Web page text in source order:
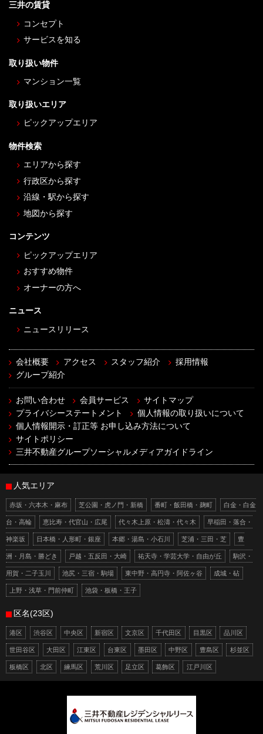
三井の賃貸
コンセプト
サービスを知る
取り扱い物件
マンション一覧
取り扱いエリア
ピックアップエリア
物件検索
エリアから探す
行政区から探す
沿線・駅から探す
地図から探す
コンテンツ
ピックアップエリア
おすすめ物件
オーナーの方へ
ニュース
ニュースリリース
会社概要 アクセス スタッフ紹介
採用情報
グループ紹介
お問い合わせ 会員サービス
サイトマップ
プライバシーステートメント
個人情報の取り扱いについて
個人情報開示・訂正等 お申し込み方法について
サイトポリシー
三井不動産グループソーシャルメディアガイドライン
人気エリア
赤坂・六本木・麻布 芝公園・虎ノ門・新橋 番町・飯田橋・麹町 白金・白金
台・高輪 恵比寿・代官山・広尾 代々木上原・松濤・代々木 早稲田・落合・
神楽坂 日本橋・人形町・銀座 本郷・湯島・小石川 芝浦・三田・芝 豊
洲・月島・勝どき 戸越・五反田・大崎 祐天寺・学芸大学・自由が丘 駒沢・
用賀・二子玉川 池尻・三宿・駒場 東中野・高円寺・阿佐ヶ谷 成城・砧
上野・浅草・門前仲町 池袋・板橋・王子
区名(23区)
港区 渋谷区 中央区 新宿区 文京区 千代田区 目黒区 品川区
世田谷区 大田区 江東区 台東区 墨田区 中野区 豊島区 杉並区
板橋区 北区 練馬区 荒川区 足立区 葛飾区 江戸川区